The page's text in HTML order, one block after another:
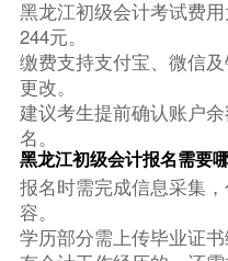
黑龙江初级会计考试费
244元。
缴费支持支付宝、微信
更改。
建议考生提前确认账户
名。
黑龙江初级会计报名需要
报名时需完成信息采集
容。
学历部分需上传毕业证